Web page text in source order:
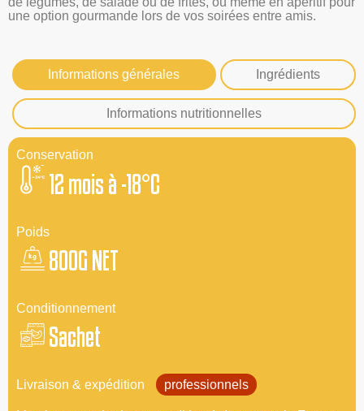
une option gourmande lors de vos soirées entre amis.
Informations générales Ingrédients
Informations nutritionnelles
Conservation
12 mois à -18°C
Poids
800G NET
Conditionnement
Sachet
Livraison & expédition professionnels